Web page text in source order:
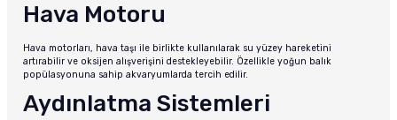
Hava Motoru
Hava motorları, hava taşı ile birlikte kullanılarak su yüzey hareketini
artırabilir ve oksijen alışverişini destekleyebilir. Özellikle yoğun balık
popülasyonuna sahip akvaryumlarda tercih edilir.
Aydınlatma Sistemleri